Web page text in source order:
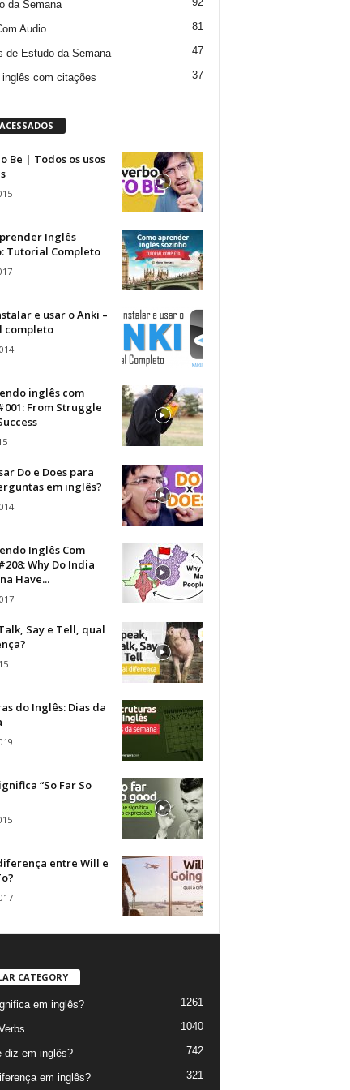
da Semana
Audio 81
de Estudo da Semana 47
inglês com citações 37
Be | Todos os usos
Inglês
Tutorial Completo
e usar o Anki –
completo
inglês com
From Struggle
Do e Does para
em inglês?
Inglês Com
Why Do India
Have...
Say e Tell, qual
do Inglês: Dias da
“So Far So
entre Will e
CATEGORY
em inglês? 1261
1040
diz em inglês? 742
em inglês? 321